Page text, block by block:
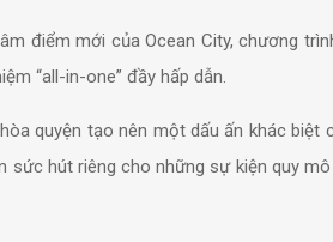
điểm mới của Ocean City, chương
“all-in-one” đầy hấp dẫn.
quyện tạo nên một dấu ấn khác biệt
sức hút riêng cho những sự kiện quy